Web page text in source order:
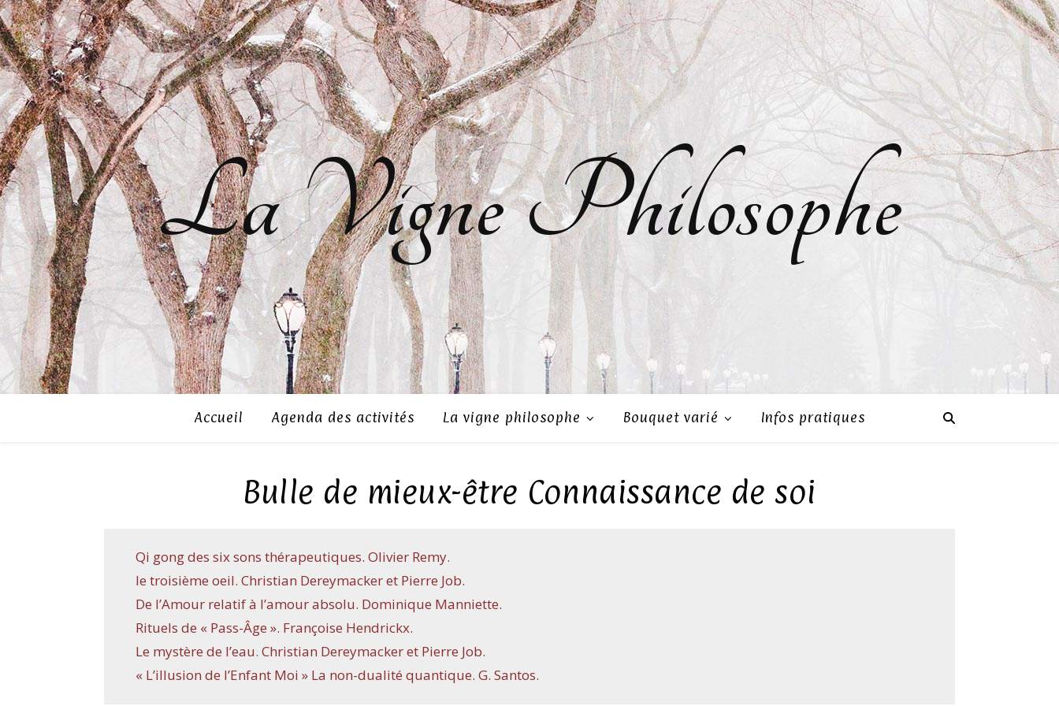
La Vigne Philosophe
Accueil Agenda des activités La vigne philosophe Bouquet varié Infos pratiques
Bulle de mieux-être Connaissance de soi
Qi gong des six sons thérapeutiques. Olivier Remy.
le troisième oeil. Christian Dereymacker et Pierre Job.
De l’Amour relatif à l’amour absolu. Dominique Manniette.
Rituels de « Pass-Âge ». Françoise Hendrickx.
Le mystère de l’eau. Christian Dereymacker et Pierre Job.
« L’illusion de l’Enfant Moi » La non-dualité quantique. G. Santos.